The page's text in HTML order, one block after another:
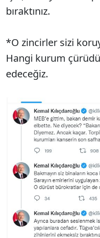
bıraktınız.
*O zincirler sizi
Hangi kurum
edeceğiz.